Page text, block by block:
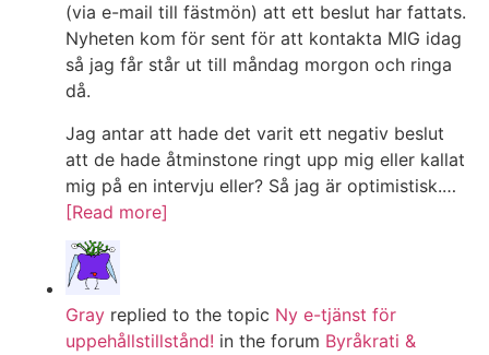
(via e-mail till fästmön) att ett beslut har fattats.
Nyheten kom för sent för att kontakta MIG idag
så jag får står ut till måndag morgon och ringa
då.
Jag antar att hade det varit ett negativ beslut
att de hade åtminstone ringt upp mig eller kallat
mig på en intervju eller? Så jag är optimistisk.…
[Read more]
Gray replied to the topic Ny e-tjänst för
uppehållstillstånd! in the forum Byråkrati &